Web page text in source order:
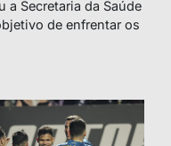
a Secretaria da Saúde
de enfrentar os